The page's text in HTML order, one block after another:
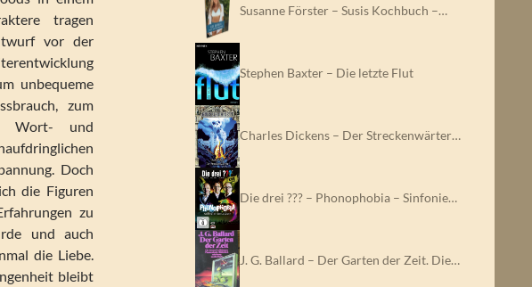
tragen
vor der
unbequeme
zum
Wort- und
Doch
die Figuren
zu
und auch
die Liebe.
bleibt
Susanne Förster – Susis Kochbuch –…
Stephen Baxter – Die letzte Flut
Charles Dickens – Der Streckenwärter…
Die drei ??? – Phonophobia – Sinfonie…
J. G. Ballard – Der Garten der Zeit. Die…